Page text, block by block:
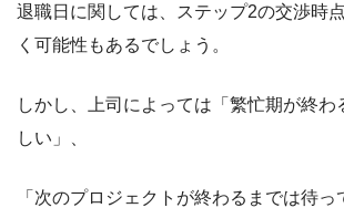
退職日に関しては、ステップ2の交渉時
く可能性もあるでしょう。
しかし、上司によっては 「繁忙期が終
しい」
「次のプロジェクトが終わるまでは待っ